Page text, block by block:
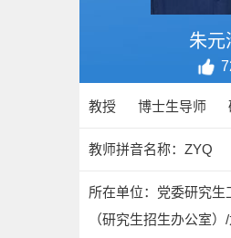
朱元
教授 博士生导师
教师拼音名称：ZYQ
所在单位：党委研究生
（研究生招生办公室